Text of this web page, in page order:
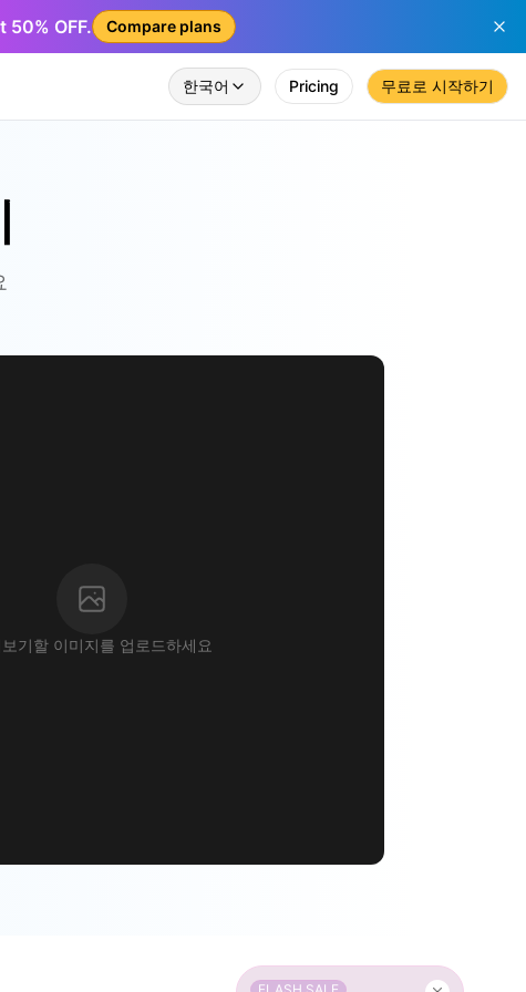
50% OFF. Compare plans
한국어 Pricing 무료로 시작하기
기할 이미지를 업로드하세요